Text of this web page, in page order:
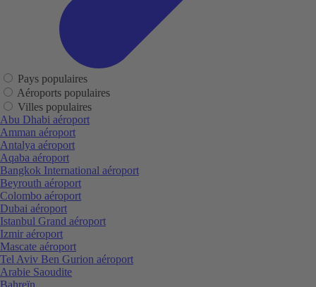
Pays populaires
Aéroports populaires
Villes populaires
Abu Dhabi aéroport
Amman aéroport
Antalya aéroport
Aqaba aéroport
Bangkok International aéroport
Beyrouth aéroport
Colombo aéroport
Dubai aéroport
Istanbul Grand aéroport
Izmir aéroport
Mascate aéroport
Tel Aviv Ben Gurion aéroport
Arabie Saoudite
Bahreïn